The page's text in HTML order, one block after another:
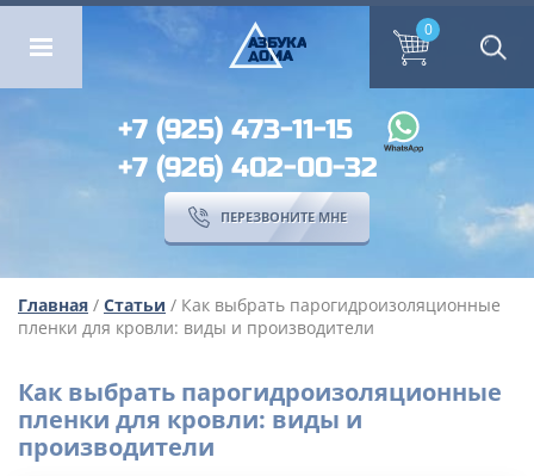
ОМА ПЕРЕЗВОНИТЕ МНЕ
ОМА
АЗБУКА
0
+7 (925) 473-11-15
+7 (926) 402-00-32
ПЕРЕЗВОНИТЕ МНЕ
Главная / Статьи / Как выбрать парогидроизоляционные
пленки для кровли: виды и производители
Как выбрать парогидроизоляционные
пленки для кровли: виды и
производители